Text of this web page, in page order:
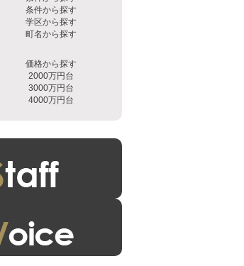
条件から探す
学区から探す
町名から探す
価格から探す
2000万円台
3000万円台
4000万円台